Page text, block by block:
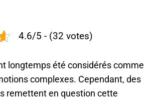
4.6/5 - (32 votes)
longtemps été considérés comme
complexes. Cependant, des
remettent en question cette